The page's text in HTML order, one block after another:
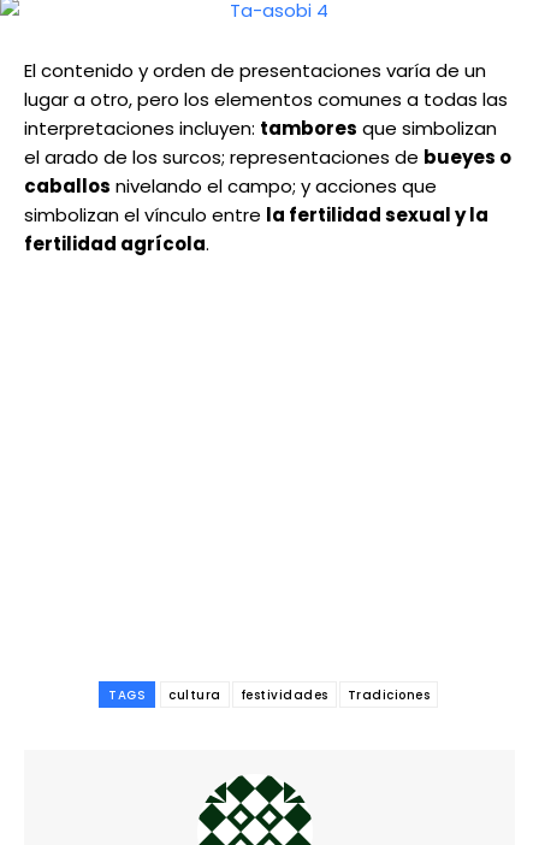
El contenido y orden de presentaciones varía de un
lugar a otro, pero los elementos comunes a todas las
interpretaciones incluyen: tambores que simbolizan
el arado de los surcos; representaciones de bueyes o
caballos nivelando el campo; y acciones que
simbolizan el vínculo entre la fertilidad sexual y la
fertilidad agrícola.
TAGS cultura festividades Tradiciones